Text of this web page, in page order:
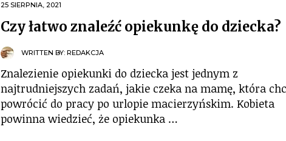
25 SIERPNIA, 2021
Czy łatwo znaleźć opiekunkę do dziecka?
WRITTEN BY: REDAKCJA
Znalezienie opiekunki do dziecka jest jednym z
najtrudniejszych zadań, jakie czeka na mamę, która
powrócić do pracy po urlopie macierzyńskim. Kobieta
powinna wiedzieć, że opiekunka …